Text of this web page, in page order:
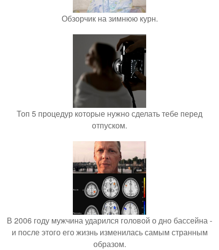
Обзорчик на зимнюю курн.
Топ 5 процедур которые нужно сделать тебе перед
отпуском.
В 2006 году мужчина ударился головой о дно бассейна -
и после этого его жизнь изменилась самым странным
образом.